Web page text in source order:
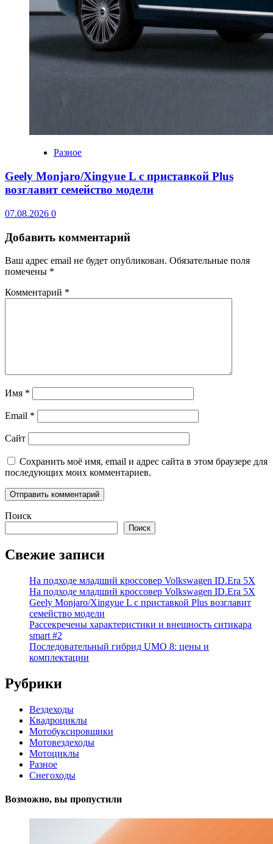
Разное
Geely Monjaro/Xingyue L с приставкой Plus
возглавит семейство модели
07.08.2026 0
Добавить комментарий
Ваш адрес email не будет опубликован. Обязательные поля
помечены *
Комментарий *
Имя *
Email *
Сайт
Сохранить моё имя, email и адрес сайта в этом браузере для
последующих моих комментариев.
Поиск
Поиск
Свежие записи
На подходе младший кроссовер Volkswagen ID.Era 5X
На подходе младший кроссовер Volkswagen ID.Era 5X
Geely Monjaro/Xingyue L с приставкой Plus возглавит
семейство модели
Рассекречены характеристики и внешность ситикара
smart #2
Последовательный гибрид UMO 8: цены и
комплектации
Рубрики
Вездеходы
Квадроциклы
Мотобуксировщики
Мотовездеходы
Мотоциклы
Разное
Снегоходы
Возможно, вы пропустили